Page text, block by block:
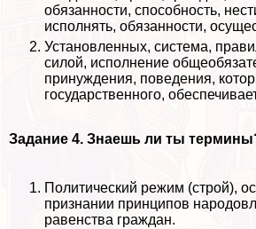
обязанности, способность,
исполнять, обязанности,
Установленных, система,
силой, исполнение
принуждения, поведения,
государственного,
Задание 4. Знаешь ли ты
Политический режим (строй),
признании принципов
равенства граждан.